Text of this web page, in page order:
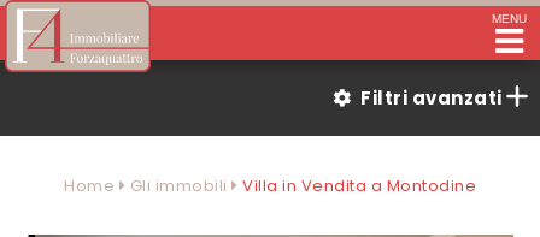
MENU
Filtri avanzati
Home Gli immobili Villa in Vendita a Montodine